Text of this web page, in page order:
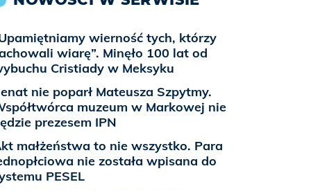
wierność tych, którzy
wiarę”. Minęło 100 lat od
Cristiady w Meksyku
nie poparł Mateusza Szpytmy.
muzeum w Markowej nie
prezesem IPN
małżeństwa to nie wszystko. Para
nie została wpisana do
PESEL